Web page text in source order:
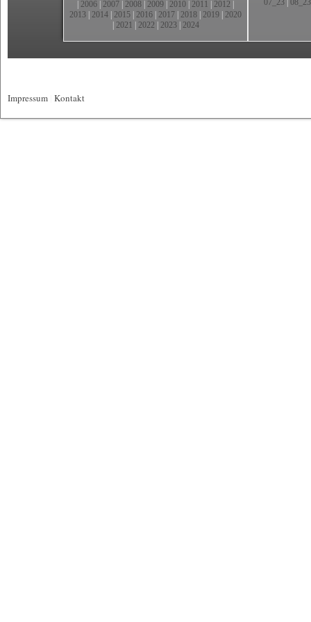
2006 2007 2008 2009 2010 2011 2012
2013 2014 2015 2016 2017 2018 2019 2020
2021 2022 2023| 2024
07_23 08_23
Impressum Kontakt